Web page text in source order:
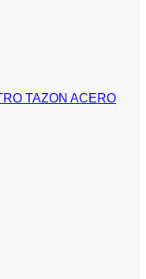
TAZON ACERO